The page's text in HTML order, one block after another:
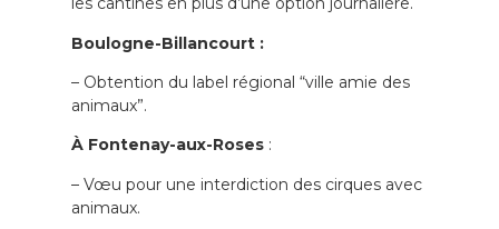
Boulogne-Billancourt :
– Obtention du label régional “ville amie des
animaux”.
À Fontenay-aux-Roses :
– Vœu pour une interdiction des cirques avec
animaux.